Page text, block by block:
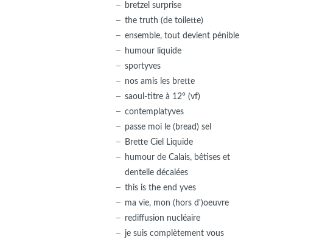
bretzel surprise
the truth (de toilette)
ensemble, tout devient pénible
humour liquide
sportyves
nos amis les brette
saoul-titre à 12° (vf)
contemplatyves
passe moi le (bread) sel
Brette Ciel Liquide
humour de Calais, bêtises et
dentelle décalées
this is the end yves
ma vie, mon (hors d')oeuvre
rediffusion nucléaire
je suis complètement vous